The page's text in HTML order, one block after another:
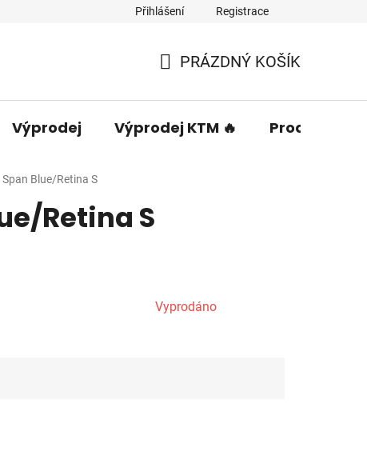
Přihlášení Registrace
KOŠÍK
PRÁZDNÝ KOŠÍK
Výprodej Výprodej KTM 🔥 Prodávané
Span Blue/Retina S
Retina S
Vyprodáno